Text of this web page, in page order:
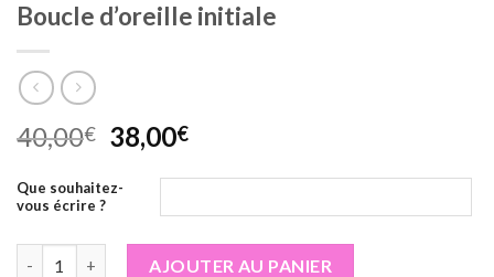
Boucle d’oreille initiale
40,00€ Le
prix
initial
était :
40,00€.
38,00€Le
actuel
est :
38,00€.
Que souhaitez-
vous écrire ?
AJOUTER AU PANIER